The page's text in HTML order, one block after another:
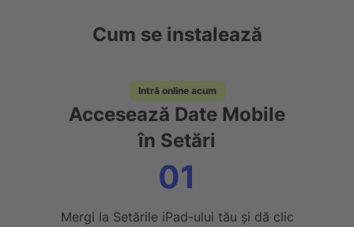
Cum se instalează
Intră online acum
Accesează Date Mobile
în Setări
01
Mergi la Setările iPad-ului tău și dă clic